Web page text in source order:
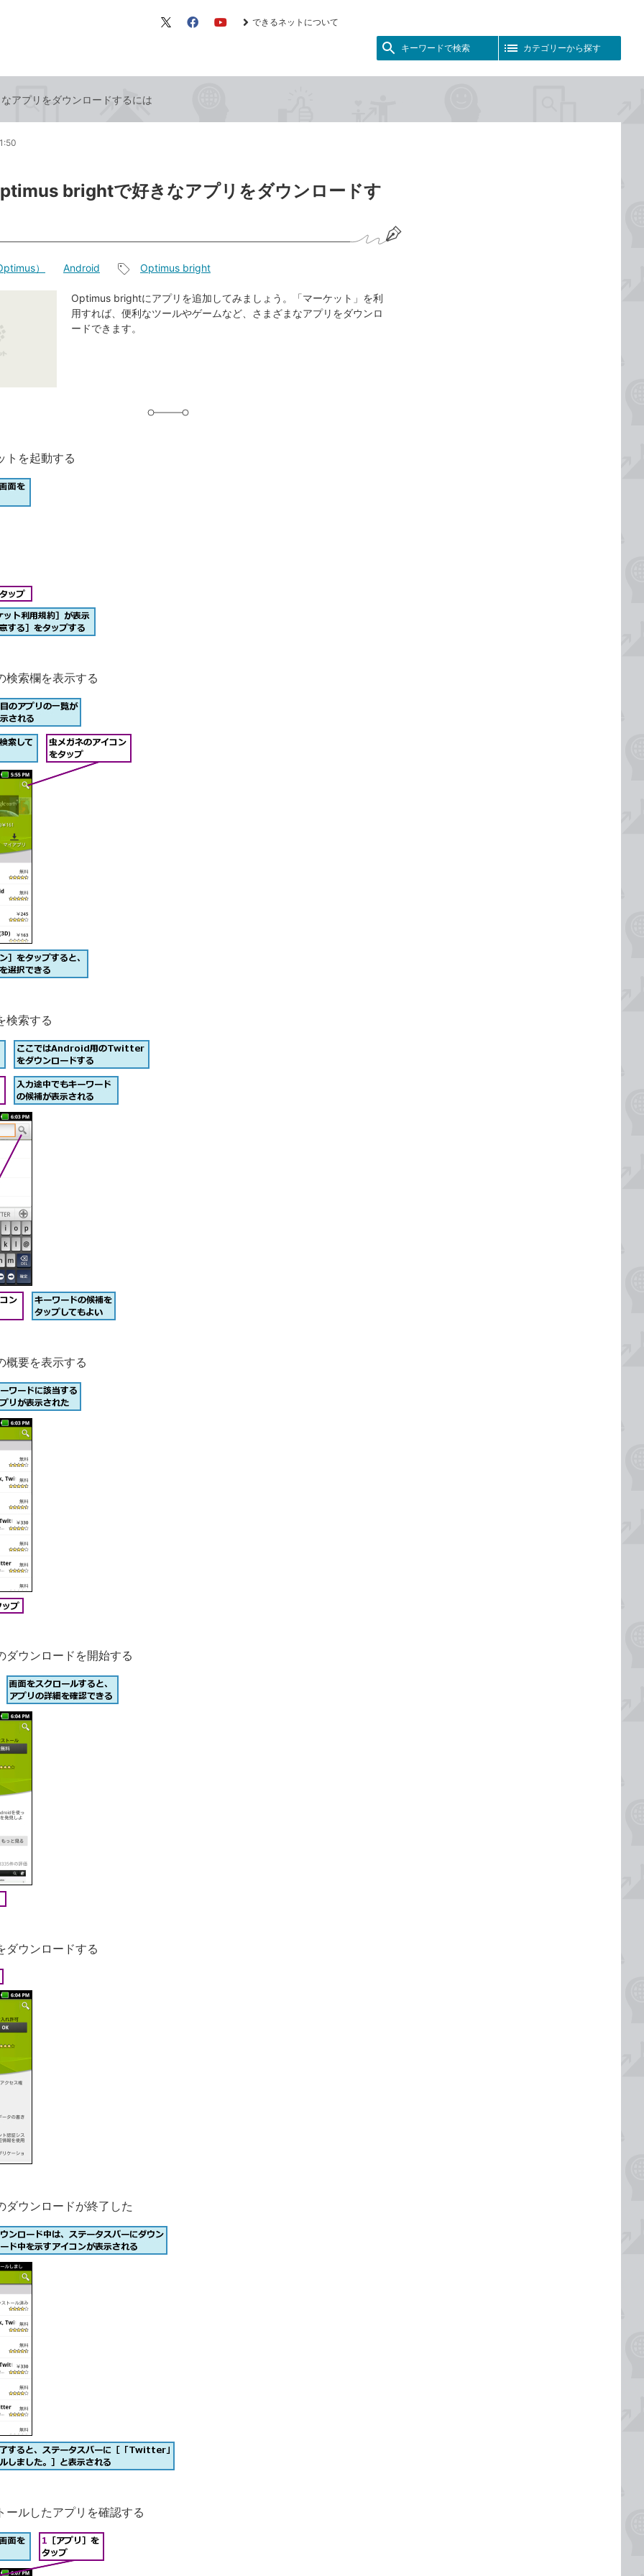
X（旧 FacebookYouTube
できるネットについて
キーワードで検索 カテゴリーから探す
アプリをダウンロードするには
brightで好きなアプリをダウンロードす
） Android
事
タ
グ
Optimus bright
Optimus brightにアプリを追加してみましょう。「マーケット」を利
用すれば、便利なツールやゲームなど、さまざまなアプリをダウンロ
ードできます。
トを起動する
検索欄を表示する
検索する
概要を表示する
ダウンロードを開始する
ダウンロードする
ダウンロードが終了した
ールしたアプリを確認する